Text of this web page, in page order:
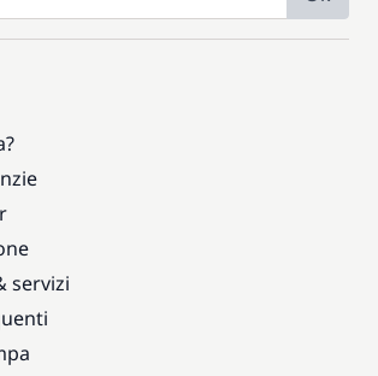
servizi